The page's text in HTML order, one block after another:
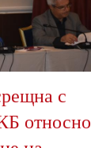
с
относно